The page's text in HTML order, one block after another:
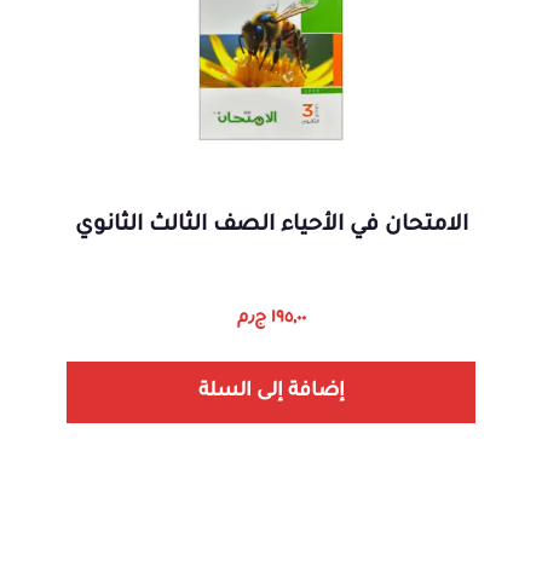
الامتحان في الأحياء الصف الثالث الثانوي
١٩٥,٠٠ ج٫م
إضافة إلى السلة